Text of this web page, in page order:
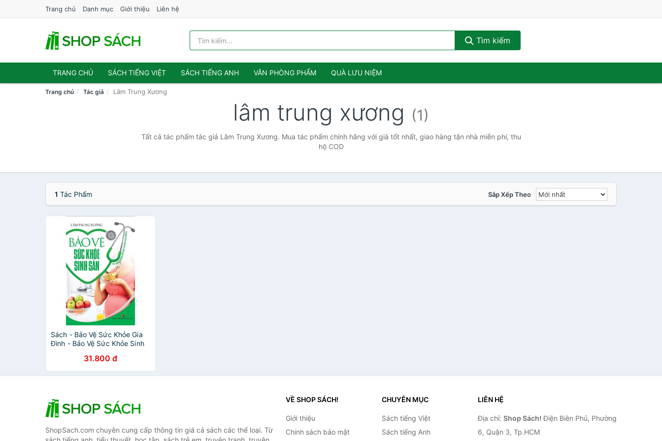
Trang chủ Danh mục Giới thiệu Liên hệ
Tìm kiếm
TRANG CHỦ SÁCH TIẾNG VIỆT SÁCH TIẾNG ANH VĂN PHÒNG PHẨM QUÀ LƯU NIỆM
Trang chủ Tác giả Lâm Trung Xương
lâm trung xương (1)
Tất cả tác phẩm tác giả Lâm Trung Xương. Mua tác phẩm chính hãng với giá tốt nhất, giao hàng tận nhà miễn phí, thu
hộ COD
1 Tác Phẩm Sắp Xếp Theo
Sách - Bảo Vệ Sức Khỏe Gia
Đình - Bảo Vệ Sức Khỏe Sinh
31.800 đ
ShopSach.com chuyên cung cấp thông tin giá cả sách các thể loại. Từ
VỀ SHOP SÁCH!
Giới thiệu
Chính sách bảo mật
CHUYÊN MỤC
Sách tiếng Việt
Sách tiếng Anh
LIÊN HỆ
Địa chỉ: Shop Sách! Điện Biên Phủ, Phường
6, Quận 3, Tp.HCM